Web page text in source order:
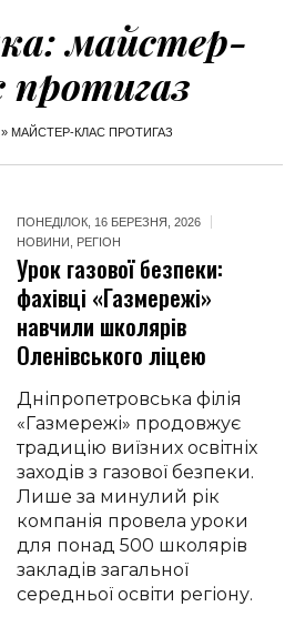
майстер-
протигаз
» МАЙСТЕР-КЛАС ПРОТИГАЗ
ПОНЕДІЛОК, 16 БЕРЕЗНЯ, 2026
НОВИНИ
РЕГІОН
Урок газової безпеки:
фахівці «Газмережі»
навчили школярів
Оленівського ліцею
Дніпропетровська філія
«Газмережі» продовжує
традицію виїзних освітніх
заходів з газової безпеки.
Лише за минулий рік
компанія провела уроки
для понад 500 школярів
закладів загальної
середньої освіти регіону.